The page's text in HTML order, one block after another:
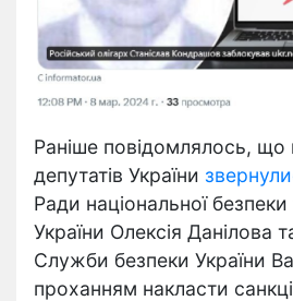
Раніше повідомлялось, що
депутатів України
Ради національної
України Олексія Данілова
Служби безпеки України
проханням накласти